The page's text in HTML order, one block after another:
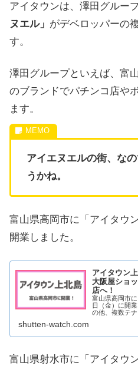
アイタウンは、澤田グルー
ヌエル」 がデベロッパーの
す。
澤田グループといえば、富
のブランドでパチンコ店や
ます。
アイエヌエルの街、な
うかね。
富山県高岡市に「アイタウ
開業しました。
アイタウン
大阪屋ショ
店へ！
富山県高岡市
日（金）に開
の他、複数テ
りステーキが
どのような商
shutten-watch.com
富山県射水市に「アイタウ